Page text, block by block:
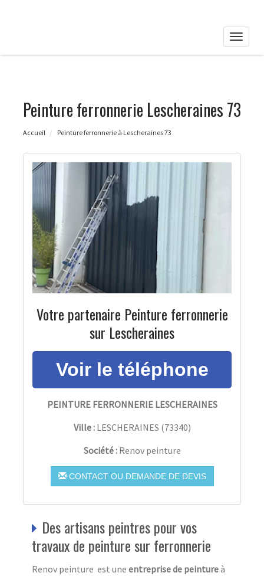
Toggle
Peinture ferronnerie Lescheraines 73
Accueil Peinture ferronnerie à Lescheraines 73
Votre partenaire Peinture ferronnerie
sur Lescheraines
PEINTURE FERRONNERIE LESCHERAINES
Ville : LESCHERAINES (73340)
Société : Renov peinture
CONTACT OU DEMANDE DE DEVIS
Des artisans peintres pour vos
travaux de peinture sur ferronnerie
Renov peinture est une entreprise de peintureà